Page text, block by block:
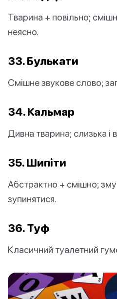
Тварина + повільно;
неясно.
33. Булькати
Смішне звукове слово;
34. Кальмар
Дивна тварина; слизька і
35. Шипіти
Абстрактно + смішно;
зупинятися.
36. Туф
Класичний туалетний